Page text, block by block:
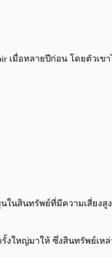
เมื่อหลายปีก่อน โดยตัวเข
ในสินทรัพย์ที่มีความเสี่ยงสู
งใหญ่มาให้ ซึ่งสินทรัพย์เ